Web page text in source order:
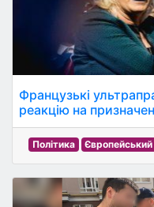
Французькі
реакцію на
Політика